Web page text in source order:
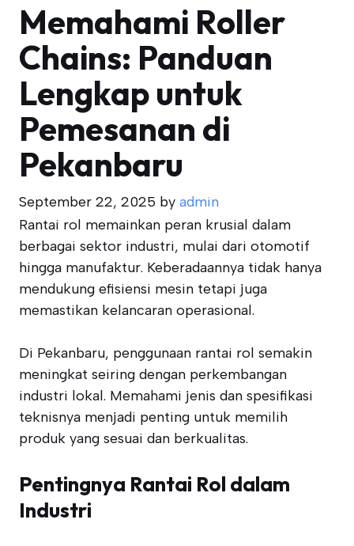
Memahami Roller
Chains: Panduan
Lengkap untuk
Pemesanan di
Pekanbaru
September 22, 2025 by admin
Rantai rol memainkan peran krusial dalam
berbagai sektor industri, mulai dari otomotif
hingga manufaktur. Keberadaannya tidak hanya
mendukung efisiensi mesin tetapi juga
memastikan kelancaran operasional.
Di Pekanbaru, penggunaan rantai rol semakin
meningkat seiring dengan perkembangan
industri lokal. Memahami jenis dan spesifikasi
teknisnya menjadi penting untuk memilih
produk yang sesuai dan berkualitas.
Pentingnya Rantai Rol dalam
Industri